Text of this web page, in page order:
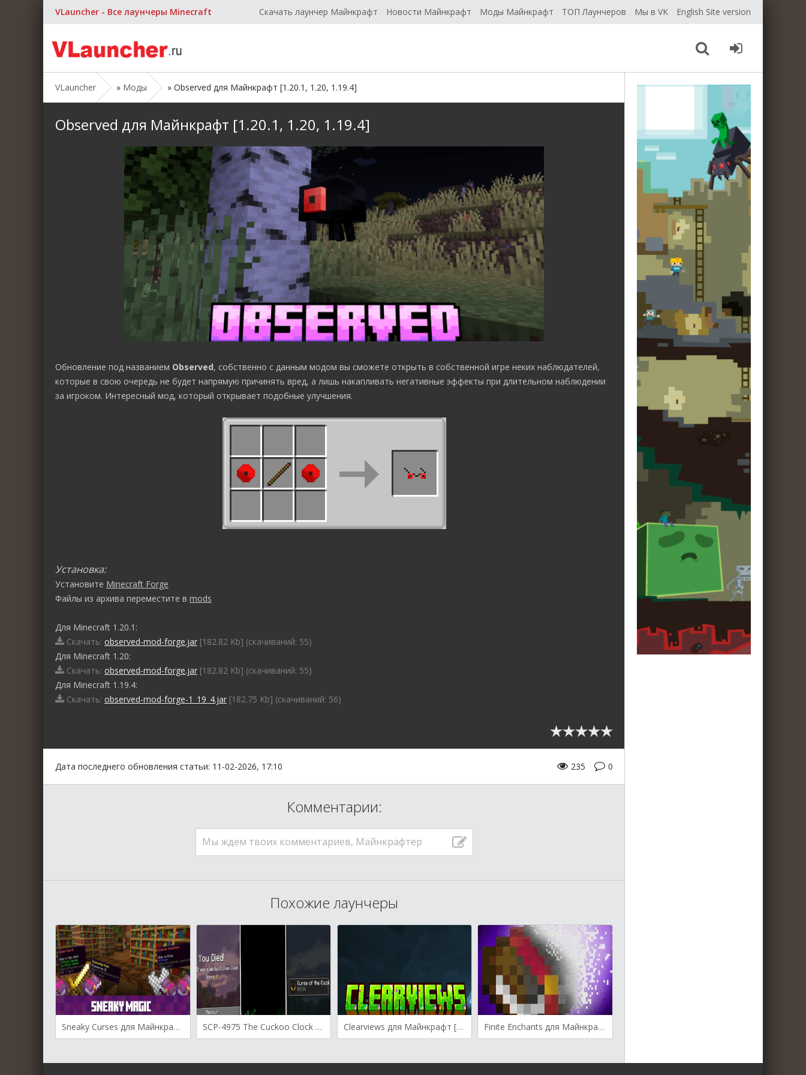
VLauncher - Все лаунчеры Minecraft Скачать лаунчер Майнкрафт Новости Майнкрафт Моды Майнкрафт ТОП Лаунчеров Мы в VK English Site version
VLauncher » Моды » Observed для Майнкрафт [1.20.1, 1.20, 1.19.4]
Observed для Майнкрафт [1.20.1, 1.20, 1.19.4]
Обновление под названием Observed, собственно с данным модом вы сможете открыть в собственной игре неких наблюдателей,
которые в свою очередь не будет напрямую причинять вред, а лишь накапливать негативные эффекты при длительном наблюдении
за игроком. Интересный мод, который открывает подобные улучшения.
Установка:
Установите Minecraft Forge
Файлы из архива переместите в mods
Для Minecraft 1.20.1:
Скачать: observed-mod-forge.jar [182.82 Kb] (cкачиваний: 55)
Для Minecraft 1.20:
Скачать: observed-mod-forge.jar [182.82 Kb] (cкачиваний: 55)
Для Minecraft 1.19.4:
Скачать: observed-mod-forge-1_19_4.jar [182.75 Kb] (cкачиваний: 56)
Дата последнего обновления статьи: 11-02-2026, 17:10 0
235
Комментарии:
Мы ждем твоих комментариев, Майнкрафтер
Похожие лаунчеры
Sneaky Curses для Майнкрафт [1.21.11, 1.21.10, 1.21.9] SCP-4975 The Cuckoo Clock для Майнкрафт [1.20.1, 1.20, 1.19.4] Clearviews для Майнкрафт [1.21.7, 1.21.6, 1.21.5] Finite Enchants для Майнкрафт [1.20.1, 1.20]